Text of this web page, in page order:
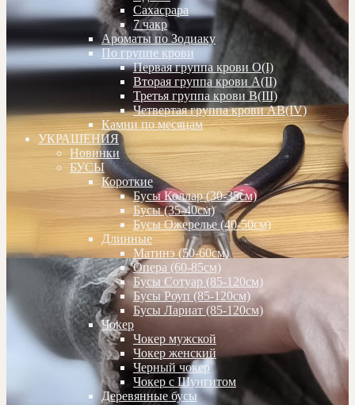
Сахасрара
7 чакр
Ароматы по Зодиаку
По группе крови
Первая группа крови О(I)
Вторая группа крови А(II)
Третья группа крови В(III)
Четвертая группа крови АВ(IV)
Камни по месяцам
УКРАШЕНИЯ
Новинки
БУСЫ
Короткие
Бусы Коллар (30-35см)
Бусы (35-40см)
Бусы Ожерелье (40-50см)
Длинные
Матинэ (50-60см)
Опера (60-85см)
Бусы Сотуар (85-120см)
Бусы Роуп (85-120см)
Бусы Лариат (85-120см)
Чокер
Чокер мужской
Чокер женский
Черный чокер
Чокер с Шунгитом
Деревянные бусы